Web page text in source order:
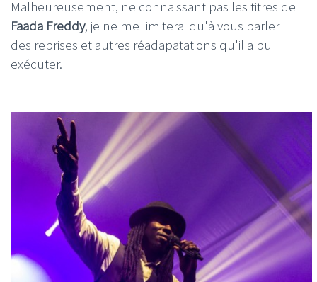
Malheureusement, ne connaissant pas les titres de
Faada Freddy, je ne me limiterai qu'à vous parler
des reprises et autres réadapatations qu'il a pu
exécuter.